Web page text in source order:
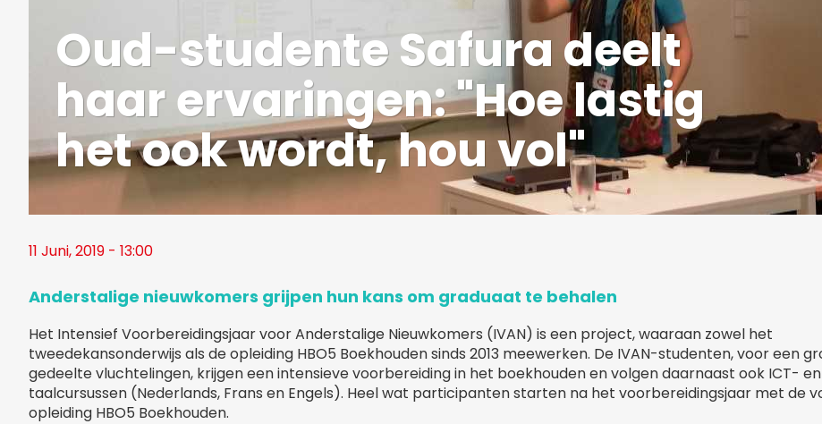
Oud-studente Safura deelt
haar ervaringen: "Hoe lastig
het ook wordt, hou vol"
11 Juni, 2019 - 13:00
Anderstalige nieuwkomers grijpen hun kans om graduaat te behalen
Het Intensief Voorbereidingsjaar voor Anderstalige Nieuwkomers (IVAN) is een project, waaraan zowel het
tweedekansonderwijs als de opleiding HBO5 Boekhouden sinds 2013 meewerken. De IVAN-studenten, voor een
gedeelte vluchtelingen, krijgen een intensieve voorbereiding in het boekhouden en volgen daarnaast ook ICT- en
taalcursussen (Nederlands, Frans en Engels). Heel wat participanten starten na het voorbereidingsjaar met de
opleiding HBO5 Boekhouden.